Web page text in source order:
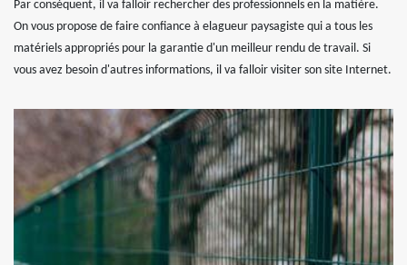
Par conséquent, il va falloir rechercher des professionnels en la matière.
On vous propose de faire confiance à elagueur paysagiste qui a tous les
matériels appropriés pour la garantie d'un meilleur rendu de travail. Si
vous avez besoin d'autres informations, il va falloir visiter son site Internet.